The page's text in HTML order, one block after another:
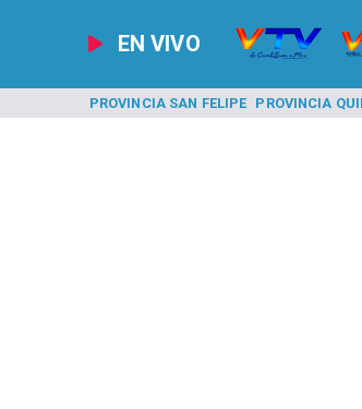
EN VIVO
PROVINCIA SAN FELIPE PROVINCIA